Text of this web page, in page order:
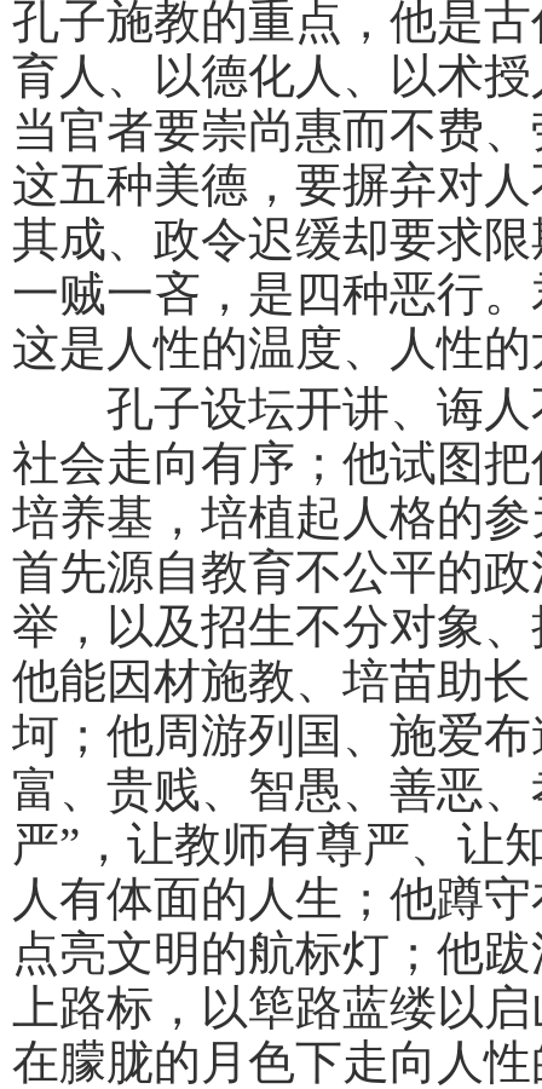
孔子施教的重点，他是
育人、以德化人、以术
当官者要崇尚惠而不费
这五种美德，要摒弃对
其成、政令迟缓却要求
一贼一吝，是四种恶行
这是人性的温度、人性
孔子设坛开讲、诲人
社会走向有序；他试图
培养基，培植起人格的
首先源自教育不公平的
举，以及招生不分对象
他能因材施教、培苗助
坷；他周游列国、施爱
富、贵贱、智愚、善恶
严”，让教师有尊严、让
人有体面的人生；他蹲
点亮文明的航标灯；他
上路标，以筚路蓝缕以
在朦胧的月色下走向人